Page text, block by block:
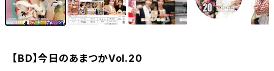
【BD】今日のあまつかVol.20